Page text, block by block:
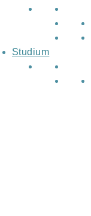
Studium